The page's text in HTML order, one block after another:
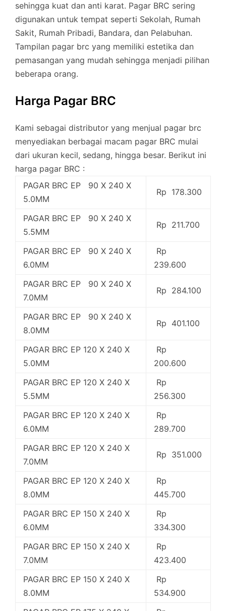
sehingga kuat dan anti karat. Pagar BRC sering
digunakan untuk tempat seperti Sekolah, Rumah
Sakit, Rumah Pribadi, Bandara, dan Pelabuhan.
Tampilan pagar brc yang memiliki estetika dan
pemasangan yang mudah sehingga menjadi pilihan
beberapa orang.
Harga Pagar BRC
Kami sebagai distributor yang menjual pagar brc
menyediakan berbagai macam pagar BRC mulai
dari ukuran kecil, sedang, hingga besar. Berikut ini
harga pagar BRC :
PAGAR BRC EP 90 X 240 X
5.0MM
Rp 178.300
PAGAR BRC EP 90 X 240 X
5.5MM
Rp 211.700
PAGAR BRC EP 90 X 240 X
6.0MM
Rp
239.600
PAGAR BRC EP 90 X 240 X
7.0MM
Rp 284.100
PAGAR BRC EP 90 X 240 X
8.0MM
Rp 401.100
PAGAR BRC EP 120 X 240 X
5.0MM
Rp
200.600
PAGAR BRC EP 120 X 240 X
5.5MM
Rp
256.300
PAGAR BRC EP 120 X 240 X
6.0MM
Rp
289.700
PAGAR BRC EP 120 X 240 X
7.0MM
Rp 351.000
PAGAR BRC EP 120 X 240 X
8.0MM
Rp
445.700
PAGAR BRC EP 150 X 240 X
6.0MM
Rp
334.300
PAGAR BRC EP 150 X 240 X
7.0MM
Rp
423.400
PAGAR BRC EP 150 X 240 X
8.0MM
Rp
534.900